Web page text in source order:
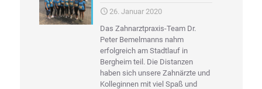
26. Januar 2020
Das Zahnarztpraxis-Team Dr.
Peter Bemelmanns nahm
erfolgreich am Stadtlauf in
Bergheim teil. Die Distanzen
haben sich unsere Zahnärzte und
Kolleginnen mit viel Spaß und